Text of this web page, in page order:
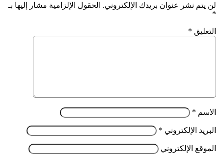
لن يتم نشر عنوان بريدك الإلكتروني. الحقول الإلزامية مشار إليها بـ
*
التعليق *
الاسم *
البريد الإلكتروني *
الموقع الإلكتروني